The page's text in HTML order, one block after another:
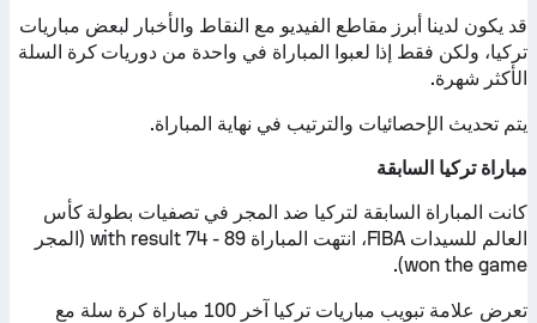
قد يكون لدينا أبرز مقاطع الفيديو مع النقاط والأخبار لبعض مباريات
تركيا، ولكن فقط إذا لعبوا المباراة في واحدة من دوريات كرة السلة
الأكثر شهرة.
يتم تحديث الإحصائيات والترتيب في نهاية المباراة.
مباراة تركيا السابقة
كانت المباراة السابقة لتركيا ضد المجر في تصفيات بطولة كأس
العالم للسيدات FIBA، انتهت المباراة with result 74 - 89 (المجر
won the game).
تعرض علامة تبويب مباريات تركيا آخر 100 مباراة كرة سلة مع